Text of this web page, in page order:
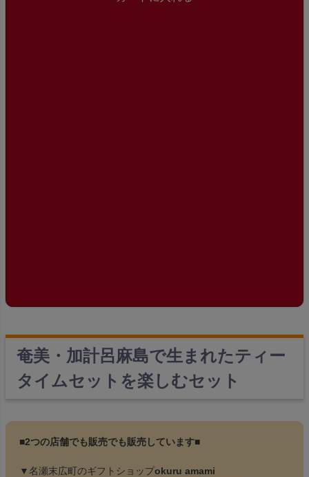
奄美・加計呂麻島で生まれたティー
タイムセットを楽しむセット
■2つの店舗でも販売でも販売しています■
▼名瀬末広町のギフトショップokuru amami